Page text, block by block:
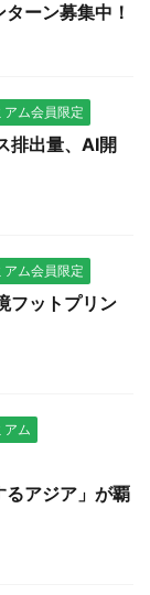
ーン募集中！
ム会員限定
排出量、AI開
ム会員限定
フットプリン
アム
アジア」が覇